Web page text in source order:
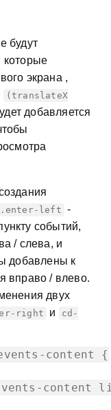
будут
которые
экрана ,
(translateX
добавляется
left -
событий,
/ слева, и
добавлены к
вправо / влево.
двух
right и
cd-
content {
content